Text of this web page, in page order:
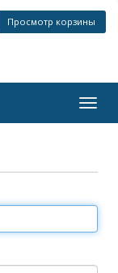
Просмотр корзины